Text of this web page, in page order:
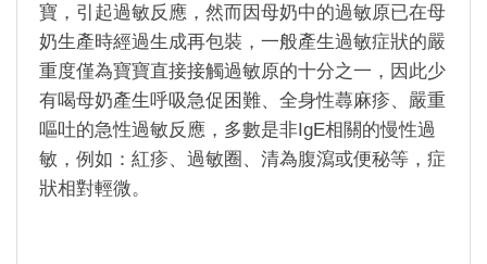
寶，引起過敏反應，然而因母奶中的過敏原已在母
奶生產時經過生成再包裝，一般產生過敏症狀的嚴
重度僅為寶寶直接接觸過敏原的十分之一，因此少
有喝母奶產生呼吸急促困難、全身性蕁麻疹、嚴重
嘔吐的急性過敏反應，多數是非IgE相關的慢性過
敏，例如：紅疹、過敏圈、清為腹瀉或便秘等，症
狀相對輕微。